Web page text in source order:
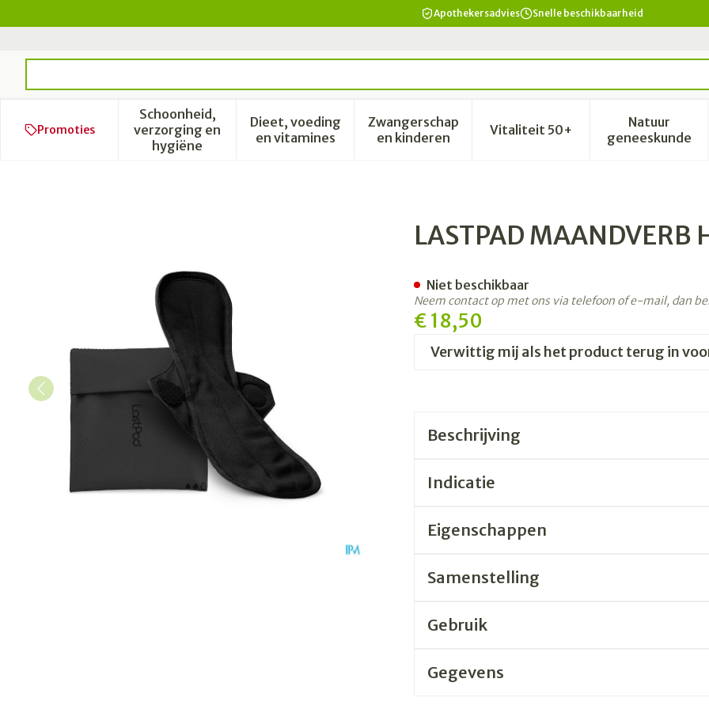
Apothekersadvies Snelle beschikbaarheid
Promoties
Schoonheid,
verzorging en
hygiëne
Toon submenu voor Schoonheid, verzorging en hygiëne categorie
Dieet, voeding
en vitaminesToon submenu voor Dieet, voeding en vitamines categorie
Zwangerschap
en kinderenToon submenu voor Zwangerschap en
Vitaliteit 50+Toon submenu voor Vitaliteit
Natuur
geneeskunde
Toon
LASTPAD MAANDVERB HERB M ZWART 1 STLASTPAD MAANDVERB
€ 18,50
Verwittig mij als het product terug in
Niet beschikbaar
Neem contact op met ons via telefoon of e-mail, dan
Beschrijving
Indicatie
Eigenschappen
Samenstelling
Gebruik
Gegevens